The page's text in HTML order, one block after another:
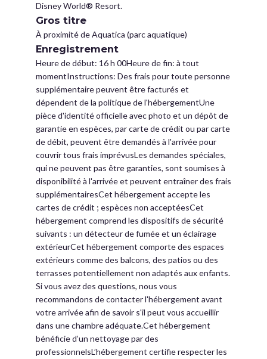
Disney World® Resort.
Gros titre
À proximité de Aquatica (parc aquatique)
Enregistrement
Heure de début: 16 h 00Heure de fin: à tout
momentInstructions: Des frais pour toute personne
supplémentaire peuvent être facturés et
dépendent de la politique de l'hébergementUne
pièce d'identité officielle avec photo et un dépôt de
garantie en espèces, par carte de crédit ou par carte
de débit, peuvent être demandés à l'arrivée pour
couvrir tous frais imprévusLes demandes spéciales,
qui ne peuvent pas être garanties, sont soumises à
disponibilité à l'arrivée et peuvent entraîner des frais
supplémentairesCet hébergement accepte les
cartes de crédit ; espèces non acceptéesCet
hébergement comprend les dispositifs de sécurité
suivants : un détecteur de fumée et un éclairage
extérieurCet hébergement comporte des espaces
extérieurs comme des balcons, des patios ou des
terrasses potentiellement non adaptés aux enfants.
Si vous avez des questions, nous vous
recommandons de contacter l'hébergement avant
votre arrivée afin de savoir s'il peut vous accueillir
dans une chambre adéquate.Cet hébergement
bénéficie d’un nettoyage par des
professionnelsL’hébergement certifie respecter les